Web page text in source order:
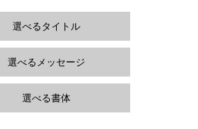
選べるタイトル
選べるメッセージ
選べる書体